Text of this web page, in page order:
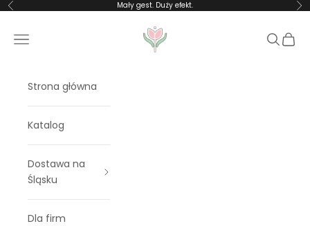
Przejdź do treści
Poprzednie Mały gest. Duży efekt.
Rosalia Blooms
Menu Szukaj
Strona główna
Katalog
Dostawa na
Śląsku
Dla firm